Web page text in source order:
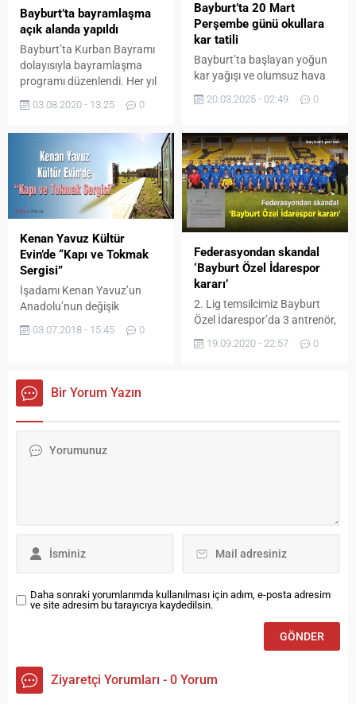
‘Gazze’de Yapılan Zulmü
Kınıyoruz’ pankartıyla
çıkılan...
Bayburt’ta bayramlaşma
açık alanda yapıldı
Bayburt’ta Kurban Bayramı
dolayısıyla bayramlaşma
programı düzenlendi. Her yıl
gerçekleştirilen
salgın tedbirleri nedeniyle bu
yıl açık alanda yapıldı. Vali
Cüneyt Epcim, Valilik önünde
düzenlenen programda
kamu kurumlarının amirleri,
yöneticileri, siyasi parti
temsilcileri ve davetlilerin
bayramını tebrik etti.
Programda yaptığı
konuşmada bayramların...
03.08.2020 - 13:25 0
Bayburt’ta 20 Mart
Perşembe günü okullara
kar tatili
Bayburt’ta başlayan yoğun
kar yağışı ve olumsuz hava
2025 Perşembe günü
20.03.2025 - 02:49 0
Kenan Yavuz Kültür
Evin’de “Kapı ve Tokmak
Sergisi”
İşadamı Kenan Yavuz’un
Anadolu’nun değişik
tokmaklardan oluşan “Kapı
konuşan Vali Pehlivan Kenan
Yavuz’un hem yerel kültür
çalıştırmalara
uzaklaşmadığını...
03.07.2018 - 15:45 0
Federasyondan skandal
‘Bayburt Özel İdarespor
kararı’
2. Lig temsilcimiz Bayburt
Özel İdarespor’da 3 antrenör,
16 futbolcu ve 4 kulüp
çalışanında corona virüs
19.09.2020 - 22:57 0
Bir Yorum Yazın
Daha sonraki yorumlarımda kullanılması için adım, e-posta adresim
ve site adresim bu tarayıcıya kaydedilsin.
Ziyaretçi Yorumları - 0 Yorum